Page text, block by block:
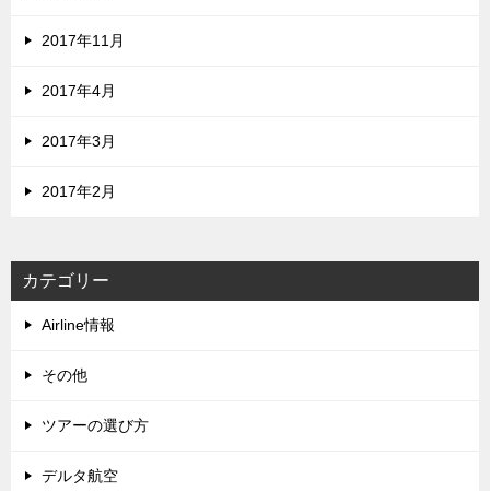
2017年11月
2017年4月
2017年3月
2017年2月
カテゴリー
Airline情報
その他
ツアーの選び方
デルタ航空